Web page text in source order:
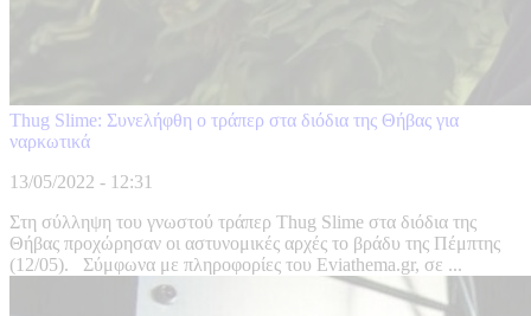
Thug Slime: Συνελήφθη ο τράπερ στα διόδια της Θήβας για
ναρκωτικά
13/05/2022 - 12:31
Στη σύλληψη του γνωστού τράπερ Thug Slime στα διόδια της
Θήβας προχώρησαν οι αστυνομικές αρχές το βράδυ της Πέμπτης
(12/05). Σύμφωνα με πληροφορίες του Eviathema.gr, σε ...